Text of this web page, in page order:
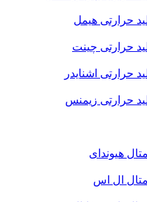
حرارتی هیمل
حرارتی چینت
حرارتی اشنایدر
حرارتی زیمنس
هیوندای
ال اس